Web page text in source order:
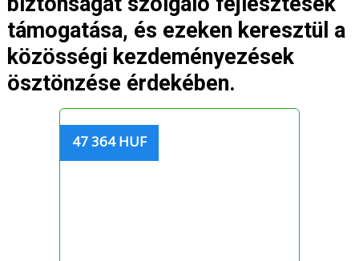
támogatása, és ezeken keresztül a
közösségi kezdeményezések
ösztönzése érdekében.
47 364 HUF